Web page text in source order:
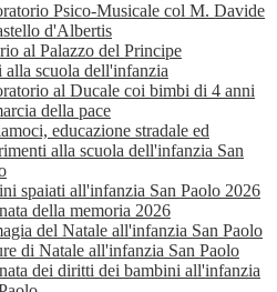
Psico-Musicale col M. Davide
d'Albertis
al Palazzo del Principe
alla scuola dell'infanzia
al Ducale coi bimbi di 4 anni
della pace
educazione stradale ed
alla scuola dell'infanzia San
spaiati all'infanzia San Paolo 2026
della memoria 2026
del Natale all'infanzia San Paolo
di Natale all'infanzia San Paolo
dei diritti dei bambini all'infanzia